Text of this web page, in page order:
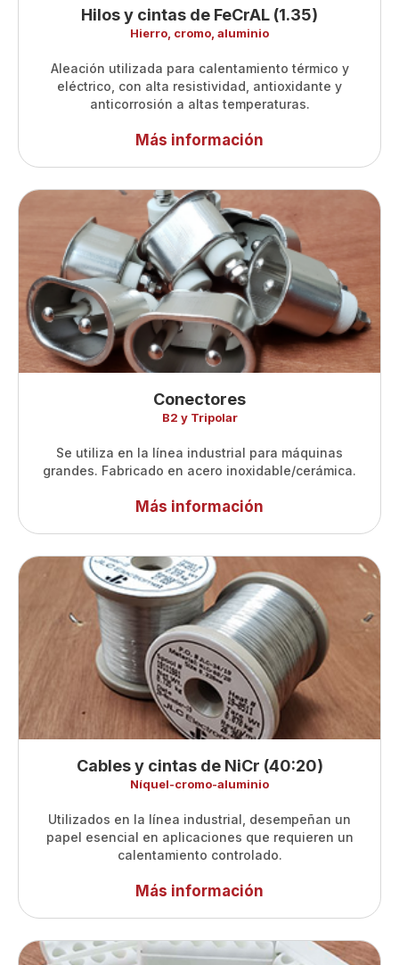
Hilos y cintas de FeCrAL (1.35)
Hierro, cromo, aluminio
Aleación utilizada para calentamiento térmico y
eléctrico, con alta resistividad, antioxidante y
anticorrosión a altas temperaturas.
Más información
Conectores
B2 y Tripolar
Se utiliza en la línea industrial para máquinas
grandes. Fabricado en acero inoxidable/cerámica.
Más información
Cables y cintas de NiCr (40:20)
Níquel-cromo-aluminio
Utilizados en la línea industrial, desempeñan un
papel esencial en aplicaciones que requieren un
calentamiento controlado.
Más información